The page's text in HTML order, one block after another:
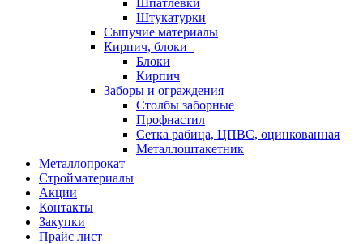
Шпатлевки
Штукатурки
Сыпучие материалы
Кирпич, блоки
Блоки
Кирпич
Заборы и ограждения
Столбы заборные
Профнастил
Сетка рабица, ЦПВС, оцинкованная
Металлоштакетник
Металлопрокат
Стройматериалы
Акции
Контакты
Закупки
Прайс лист